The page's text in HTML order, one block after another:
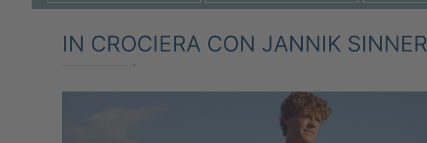
IN CROCIERA CON JANNIK SINNER